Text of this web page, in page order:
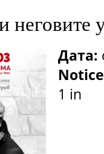
неговите
Дата:
Notice
1 in